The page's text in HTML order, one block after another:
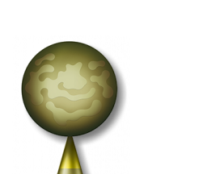
Imagen